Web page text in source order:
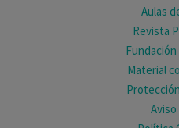
Aulas
Revista
Material